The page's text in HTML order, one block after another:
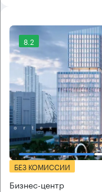
8.2
БЕЗ КОМИССИИ
Бизнес-центр